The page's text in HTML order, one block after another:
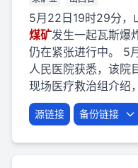
5月22日19时29分，
煤矿发生一起瓦斯爆
仍在紧张进行中。 5
人民医院获悉，该院
现场医疗救治组介绍
源链接 备份链接